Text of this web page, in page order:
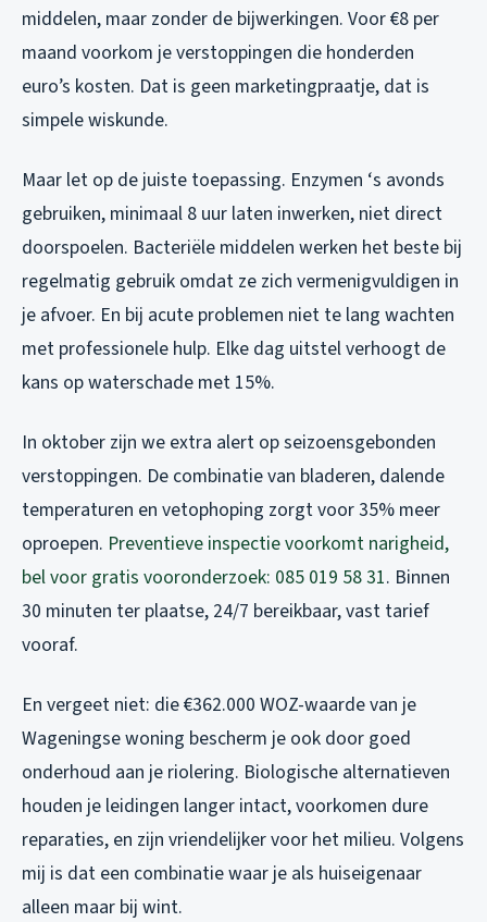
middelen, maar zonder de bijwerkingen. Voor €8 per
maand voorkom je verstoppingen die honderden
euro’s kosten. Dat is geen marketingpraatje, dat is
simpele wiskunde.
Maar let op de juiste toepassing. Enzymen ‘s avonds
gebruiken, minimaal 8 uur laten inwerken, niet direct
doorspoelen. Bacteriële middelen werken het beste bij
regelmatig gebruik omdat ze zich vermenigvuldigen in
je afvoer. En bij acute problemen niet te lang wachten
met professionele hulp. Elke dag uitstel verhoogt de
kans op waterschade met 15%.
In oktober zijn we extra alert op seizoensgebonden
verstoppingen. De combinatie van bladeren, dalende
temperaturen en vetophoping zorgt voor 35% meer
oproepen. Preventieve inspectie voorkomt narigheid,
bel voor gratis vooronderzoek: 085 019 58 31. Binnen
30 minuten ter plaatse, 24/7 bereikbaar, vast tarief
vooraf.
En vergeet niet: die €362.000 WOZ-waarde van je
Wageningse woning bescherm je ook door goed
onderhoud aan je riolering. Biologische alternatieven
houden je leidingen langer intact, voorkomen dure
reparaties, en zijn vriendelijker voor het milieu. Volgens
mij is dat een combinatie waar je als huiseigenaar
alleen maar bij wint.